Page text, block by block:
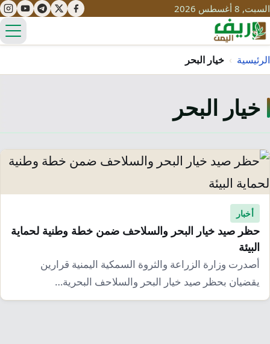
السبت, 8 أغسطس 2026
تعليم
مياه
قصص نجاح
مبادرات
سياحة
تراث
ثقافة
التغير المناخي
محميات
التلوث
تحديات
حلول
إرشاد زراعي
نساء
قضايا
معيشة
انفوجرافيك
الرئيسية › خيار البحر
خيار البحر
أخبار
حظر صيد خيار البحر والسلاحف ضمن خطة وطنية لحماية
البيئة
أصدرت وزارة الزراعة والثروة السمكية اليمنية قرارين
يقضيان بحظر صيد خيار البحر والسلاحف البحرية…